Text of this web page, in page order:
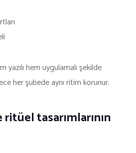
yazılı hem uygulamalı şekilde
her şubede aynı ritim korunur.
tasarımlarının